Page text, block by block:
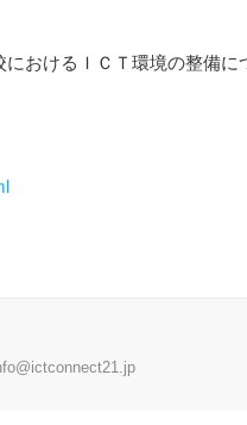
おけるＩＣＴ環境の整備